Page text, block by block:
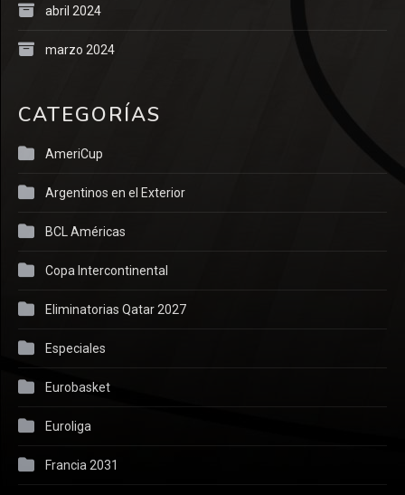
abril 2024
marzo 2024
CATEGORÍAS
AmeriCup
Argentinos en el Exterior
BCL Américas
Copa Intercontinental
Eliminatorias Qatar 2027
Especiales
Eurobasket
Euroliga
Francia 2031